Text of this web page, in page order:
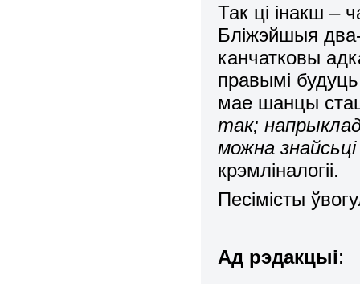
Так ці інакш –
Бліжэйшыя
канчатковы
правымі
мае шанцы
так;
можна
крэмліналогіі.
Песімісты
Ад рэдакцыі: